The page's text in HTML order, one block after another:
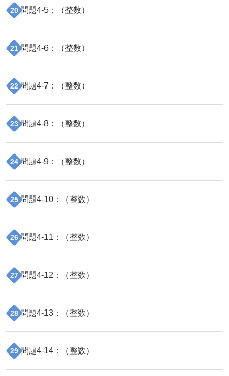
20 問題4-5 ：（整数）
21 問題4-6 ：（整数）
22 問題4-7 ：（整数）
23 問題4-8 ：（整数）
24 問題4-9 ：（整数）
25 問題4-10 ：（整数）
26 問題4-11 ：（整数）
27 問題4-12 ：（整数）
28 問題4-13 ：（整数）
29 問題4-14 ：（整数）